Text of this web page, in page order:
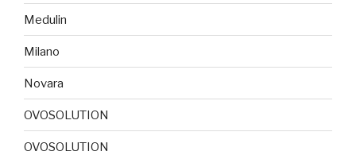
Medulin
Milano
Novara
OVOSOLUTION
OVOSOLUTION